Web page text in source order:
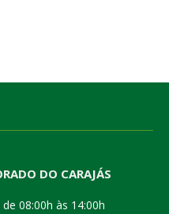
DO CARAJÁS
08:00h às 14:00h